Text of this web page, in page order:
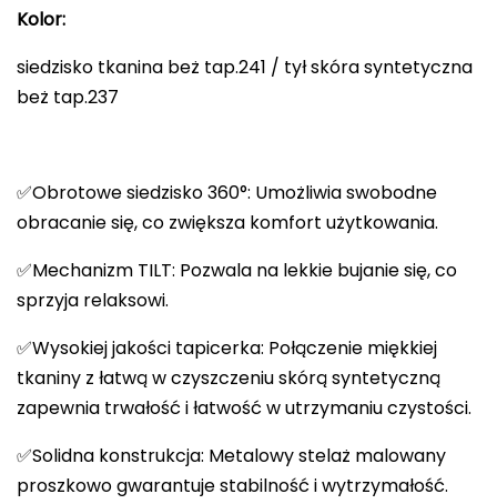
Kolor:
siedzisko tkanina beż tap.241 / tył skóra syntetyczna
beż tap.237
✅Obrotowe siedzisko 360°: Umożliwia swobodne
obracanie się, co zwiększa komfort użytkowania.
✅Mechanizm TILT: Pozwala na lekkie bujanie się, co
sprzyja relaksowi.
✅Wysokiej jakości tapicerka: Połączenie miękkiej
tkaniny z łatwą w czyszczeniu skórą syntetyczną
zapewnia trwałość i łatwość w utrzymaniu czystości.
✅Solidna konstrukcja: Metalowy stelaż malowany
proszkowo gwarantuje stabilność i wytrzymałość.